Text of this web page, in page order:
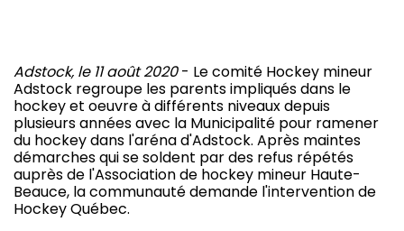
Adstock, le 11 août 2020- Le comité Hockey mineur
Adstock regroupe les parents impliqués dans le
hockey et oeuvre à différents niveaux depuis
plusieurs années avec la Municipalité pour ramener
du hockey dans l'aréna d'Adstock. Après maintes
démarches qui se soldent par des refus répétés
auprès de l'Association de hockey mineur Haute-
Beauce, la communauté demande l'intervention de
Hockey Québec.